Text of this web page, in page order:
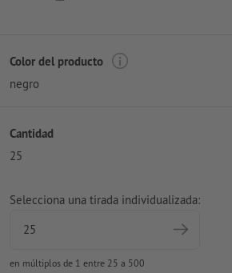
Color del producto
negro
Cantidad
25
Selecciona una tirada individualizada:
en múltiplos de 1 entre 25 a 500